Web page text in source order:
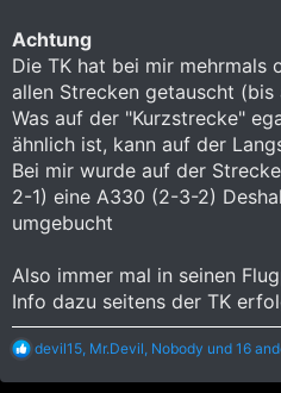
Achtung
Die TK hat bei mir mehrmals
allen Strecken getauscht (bis
Was auf der "Kurzstrecke"
ähnlich ist, kann auf der
Bei mir wurde auf der
2-1) eine A330 (2-3-2)
umgebucht
Also immer mal in seinen
Info dazu seitens der TK
R
a
devil15 Mr.Devil Nobody und 16